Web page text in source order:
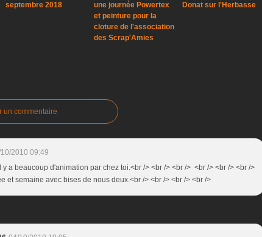
septembre 2018
une journée Powertex
et peinture pour la
cloture de l'association
des Scrap'Amies
Donat sur l'Herbasse
un commentaire
2010 09:49
y a beaucoup d'animation par chez toi.<br /> <br /> <br /> <br /> <br /> <br />
et semaine avec bises de nous deux.<br /> <br /> <br /> <br />